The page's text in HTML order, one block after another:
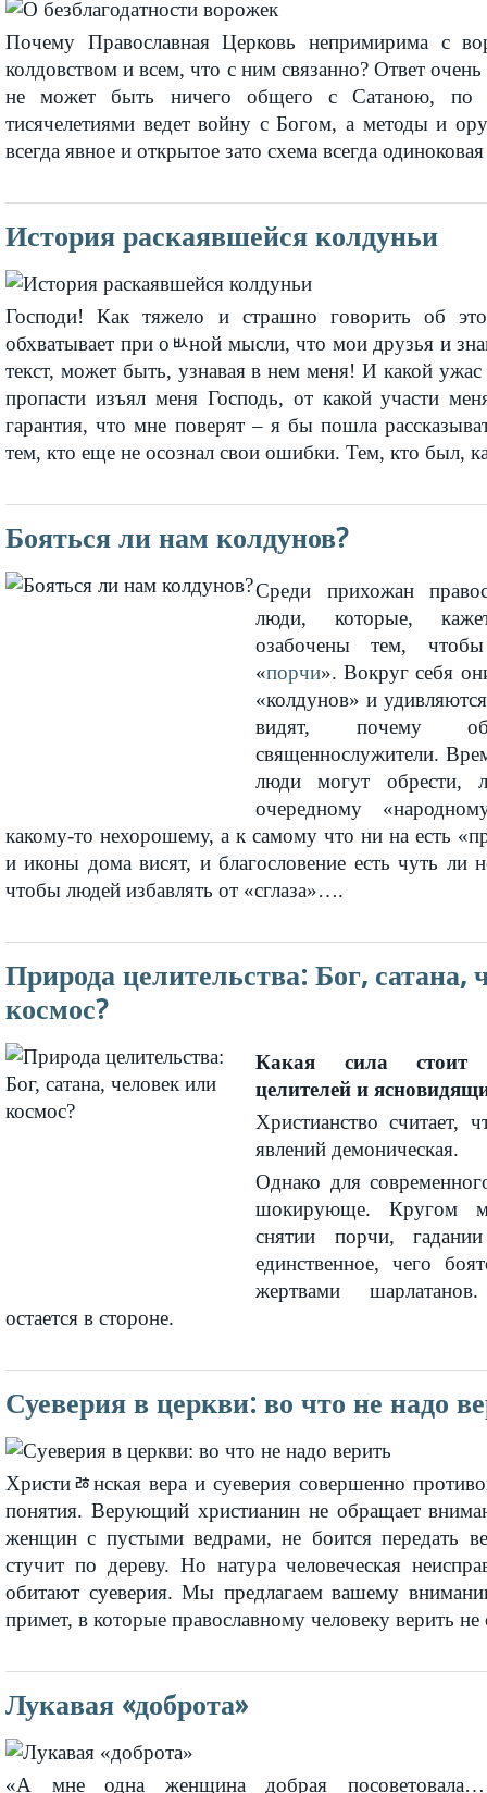
Почему Православная Церковь непримирима с
колдовством и всем, что с ним связанно? Ответ
не может быть ничего общего с Сатаною, по
тисячелетиями ведет войну с Богом, а методы и
всегда явное и открытое зато схема всегда
История раскаявшейся колдуньи
Господи! Как тяжело и страшно говорить об
обхватывает при оﾴной мысли, что мои друзья и
текст, может быть, узнавая в нем меня! И какой ужас
пропасти изъял меня Господь, от какой участи
гарантия, что мне поверят – я бы пошла
тем, кто еще не осознал свои ошибки. Тем, кто был,
Бояться ли нам колдунов?
Среди прихожан
люди, которые,
озабочены тем,
«порчи». Вокруг себя
«колдунов» и
видят, почему
священнослужители.
люди могут обрести,
очередному
какому-то нехорошему, а к самому что ни на есть
и иконы дома висят, и благословение есть чуть ли
чтобы людей избавлять от «сглаза»….
Природа целительства: Бог, сатана,
космос?
Какая сила стоит
целителей и
Христианство считает,
явлений демоническая.
Однако для
шокирующе. Кругом
снятии порчи,
единственное, чего
жертвами
остается в стороне.
Суеверия в церкви: во что не надо
Христиﾰнская вера и суеверия совершенно
понятия. Верующий христианин не обращает
женщин с пустыми ведрами, не боится передать
стучит по дереву. Но натура человеческая
обитают суеверия. Мы предлагаем вашему
примет, в которые православному человеку верить не
Лукавая «доброта»
«А мне одна женщина добрая